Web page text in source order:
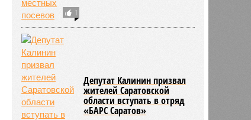
1
Депутат Калинин призвал
жителей Саратовской
области вступать в отряд
«БАРС Саратов»